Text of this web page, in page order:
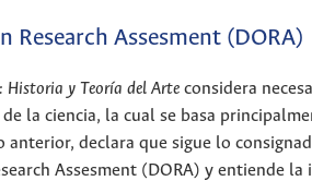
Research Assesment (DORA)
Historia y Teoría del Arte considera
la ciencia, la cual se basa
anterior, declara que sigue lo
Assesment (DORA) y entiende la